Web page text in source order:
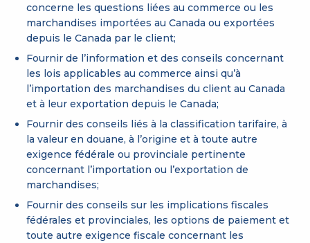
concerne les questions liées au commerce ou les
marchandises importées au Canada ou exportées
depuis le Canada par le client;
Fournir de l’information et des conseils concernant
les lois applicables au commerce ainsi qu’à
l’importation des marchandises du client au Canada
et à leur exportation depuis le Canada;
Fournir des conseils liés à la classification tarifaire, à
la valeur en douane, à l’origine et à toute autre
exigence fédérale ou provinciale pertinente
concernant l’importation ou l’exportation de
marchandises;
Fournir des conseils sur les implications fiscales
fédérales et provinciales, les options de paiement et
toute autre exigence fiscale concernant les